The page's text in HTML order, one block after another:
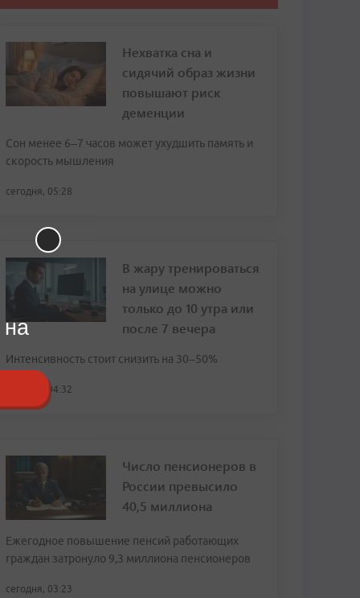
Нехватка сна и
сидячий образ жизни
повышают риск
деменции
Сон менее 6–7 часов может ухудшить память и
скорость мышления
сегодня, 05:28
В жару тренироваться
на улице можно
только до 10 утра или
после 7 вечера
Интенсивность стоит снизить на 30–50%
сегодня, 04:32
Число пенсионеров в
России превысило
40,5 миллиона
Ежегодное повышение пенсий работающих
граждан затронуло 9,3 миллиона пенсионеров
сегодня, 03:23